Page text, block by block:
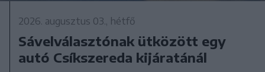
2026. augusztus 03., hétfő
Sávelválasztónak ütközött egy
autó Csíkszereda kijáratánál